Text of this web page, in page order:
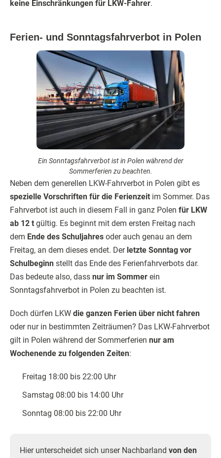
keine Einschränkungen für LKW-Fahrer.
Ferien- und Sonntagsfahrverbot in Polen
Ein Sonntagsfahrverbot ist in Polen während der
Sommerferien zu beachten.
Neben dem generellen LKW-Fahrverbot in Polen gibt es
spezielle Vorschriften für die Ferienzeit im Sommer. Das
Fahrverbot ist auch in diesem Fall in ganz Polen für LKW
ab 12 t gültig. Es beginnt mit dem ersten Freitag nach
dem Ende des Schuljahres oder auch genau an dem
Freitag, an dem dieses endet. Der letzte Sonntag vor
Schulbeginn stellt das Ende des Ferienfahrverbots dar.
Das bedeute also, dass nur im Sommer ein
Sonntagsfahrverbot in Polen zu beachten ist.
Doch dürfen LKW die ganzen Ferien über nicht fahren
oder nur in bestimmten Zeiträumen? Das LKW-Fahrverbot
gilt in Polen während der Sommerferien nur am
Wochenende zu folgenden Zeiten:
Freitag 18:00 bis 22:00 Uhr
Samstag 08:00 bis 14:00 Uhr
Sonntag 08:00 bis 22:00 Uhr
Hier unterscheidet sich unser Nachbarland von den